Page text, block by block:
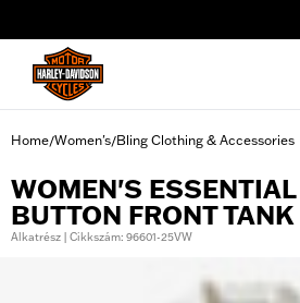
Home/Women's/Bling Clothing & Accessories
WOMEN'S
BUTTON FRONT TANK
Alkatrész | Cikkszám: 96601-25VW